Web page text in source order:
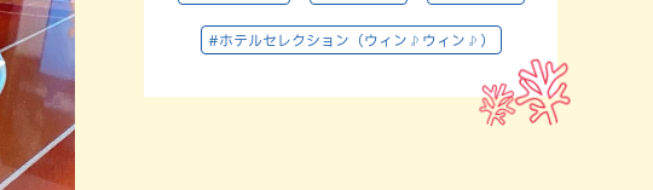
#ホテルセレクション（ウィン♪ウィン♪）